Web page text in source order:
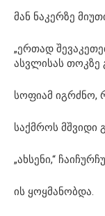
მან ნაკერზე
„ერთად
ასვლისას თოკზე
სოფიამ
საქმროს მშვიდი
„ახსენი,“
ის ყოყმანობდა.